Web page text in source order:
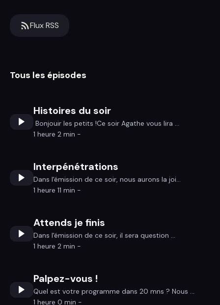
Flux RSS
Tous les épisodes
Histoires du soir
Bonjouir les petits !Ce soir Agathe vous lira ...
1 heure 2 min -
Interpénétrations
Dans l'émission de ce soir, nous aurons la joi...
1 heure 11 min -
Attends je finis
Dans l'émission de ce soir, il sera question ...
1 heure 2 min -
Palpez-vous !
Quel est votre programme dans 20 mns ? Nous ...
1 heure 0 min -